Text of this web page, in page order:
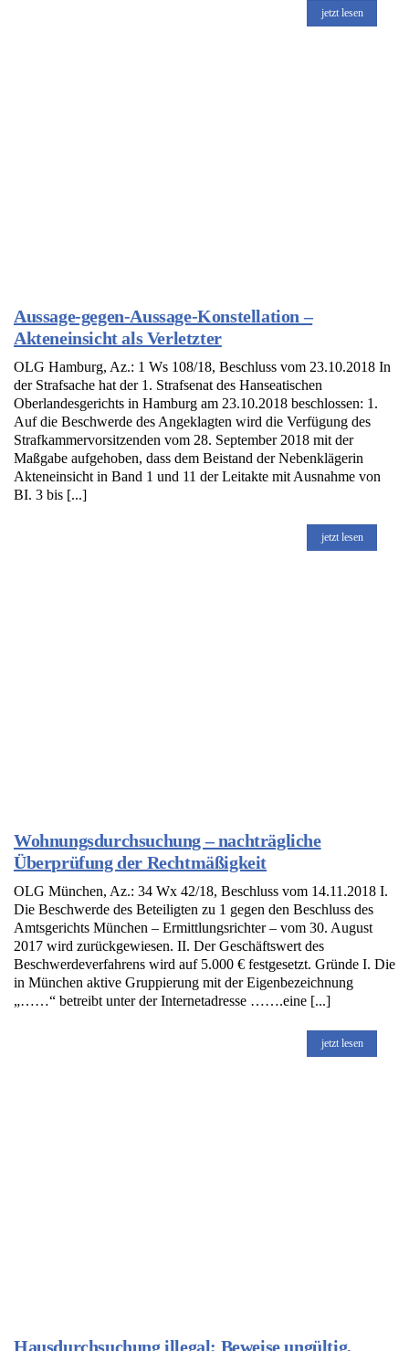
jetzt lesen
Aussage-gegen-Aussage-Konstellation –
Akteneinsicht als Verletzter
OLG Hamburg, Az.: 1 Ws 108/18, Beschluss vom 23.10.2018 In
der Strafsache hat der 1. Strafsenat des Hanseatischen
Oberlandesgerichts in Hamburg am 23.10.2018 beschlossen: 1.
Auf die Beschwerde des Angeklagten wird die Verfügung des
Strafkammervorsitzenden vom 28. September 2018 mit der
Maßgabe aufgehoben, dass dem Beistand der Nebenklägerin
Akteneinsicht in Band 1 und 11 der Leitakte mit Ausnahme von
BI. 3 bis [...]
jetzt lesen
Wohnungsdurchsuchung – nachträgliche
Überprüfung der Rechtmäßigkeit
OLG München, Az.: 34 Wx 42/18, Beschluss vom 14.11.2018 I.
Die Beschwerde des Beteiligten zu 1 gegen den Beschluss des
Amtsgerichts München – Ermittlungsrichter – vom 30. August
2017 wird zurückgewiesen. II. Der Geschäftswert des
Beschwerdeverfahrens wird auf 5.000 € festgesetzt. Gründe I. Die
in München aktive Gruppierung mit der Eigenbezeichnung
„……“ betreibt unter der Internetadresse …….eine [...]
jetzt lesen
Hausdurchsuchung illegal: Beweise ungültig,